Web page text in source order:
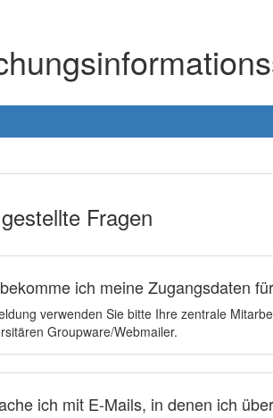
Fragen
ich meine Zugangsdaten
verwenden Sie bitte Ihre zentrale
Groupware/Webmailer.
ich mit E-Mails, in denen ich